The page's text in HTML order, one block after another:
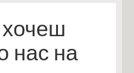
хочеш
нас на